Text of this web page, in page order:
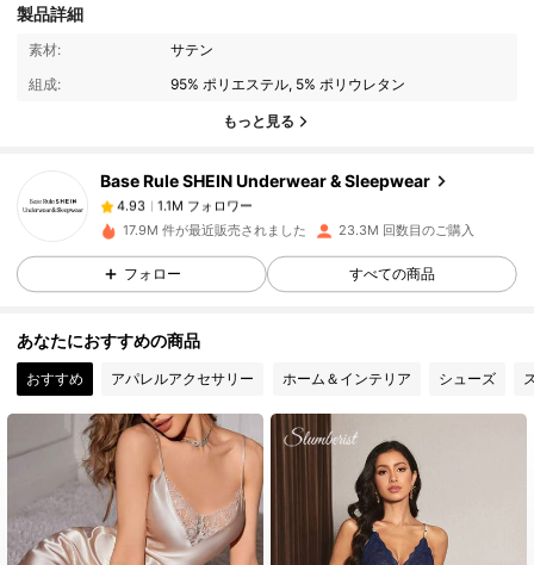
製品詳細
素材:
サテン
組成:
95% ポリエステル, 5% ポリウレタン
もっと見る
Base Rule SHEIN Underwear & Sleepwear
4.93
1.1M フォロワー
r***3 は12時間前に購入しました
4.93
4.93 1.1M フォロワー
4.93 1.1M フォロワー
1.1M フォロワー
17.9M 件が最近販売されました 23.3M 回数目のご購入
フォロー すべての商品
あなたにおすすめの商品
おすすめ アパレルアクセサリー ホーム＆インテリア シューズ